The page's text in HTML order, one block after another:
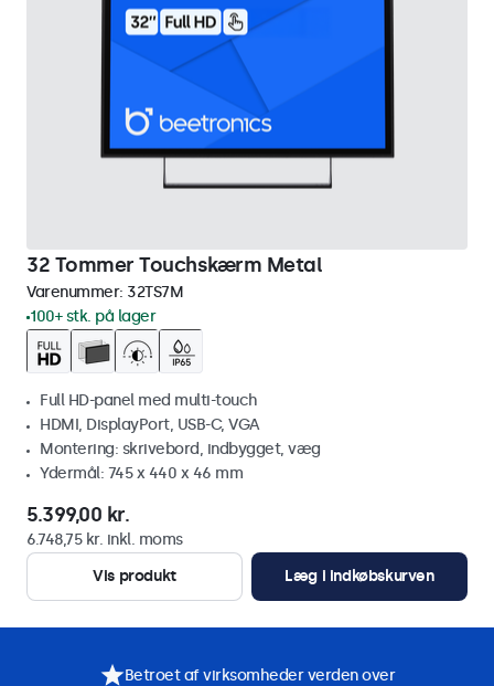
32 Tommer Touchskærm Metal
Varenummer: 32TS7M
100+ stk. på lager
Full HD-panel med multi-touch
HDMI, DisplayPort, USB-C, VGA
Montering: skrivebord, indbygget, væg
Ydermål: 745 x 440 x 46 mm
5.399,00 kr.
6.748,75 kr. inkl. moms
Vis produkt
Læg i indkøbskurven
Betroet af virksomheder verden over